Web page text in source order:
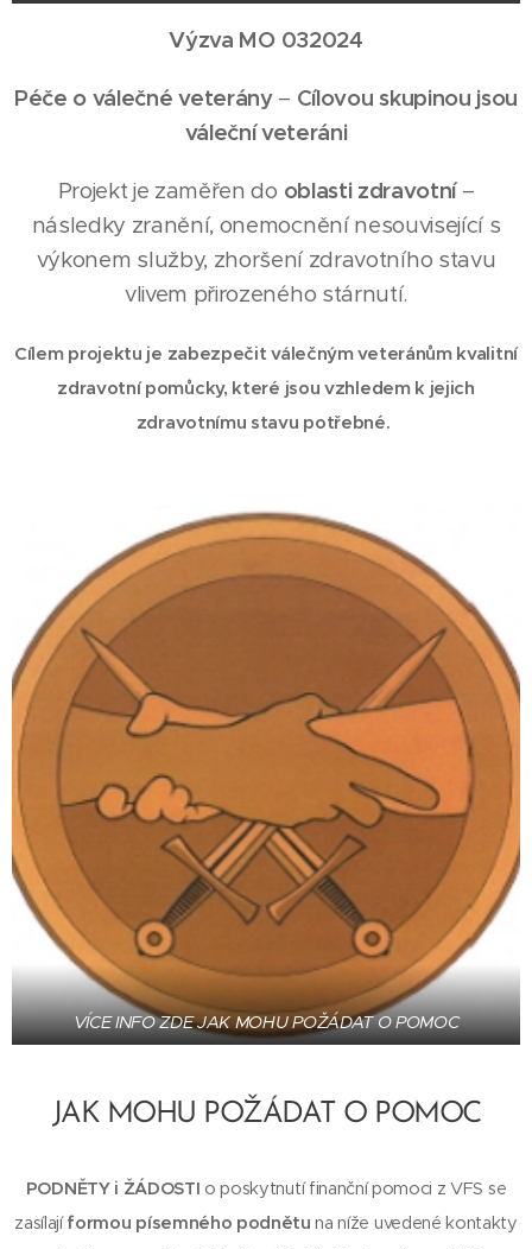
Výzva MO 032024
Péče o válečné veterány– Cílovou skupinou jsou
váleční veteráni
Projekt je zaměřen do oblasti zdravotní–
následky zranění, onemocnění nesouvisející s
výkonem služby, zhoršení zdravotního stavu
vlivem přirozeného stárnutí.
Cílem projektu je zabezpečit válečným veteránům kvalitní
zdravotní pomůcky, které jsou vzhledem k jejich
zdravotnímu stavu potřebné.
VÍCE INFO ZDE JAK MOHU POŽÁDAT O POMOC
JAK MOHU POŽÁDAT O POMOC
PODNĚTY i ŽÁDOSTI o poskytnutí finanční pomoci z VFS se
zasílajíformou písemného podnětu na níže uvedené kontakty